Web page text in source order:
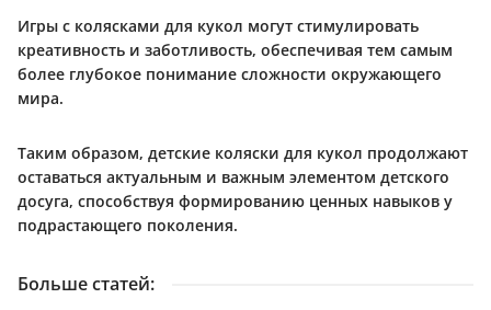
Игры с колясками для кукол могут стимулировать
креативность и заботливость, обеспечивая тем самым
более глубокое понимание сложности окружающего
мира.
Таким образом, детские коляски для кукол продолжают
оставаться актуальным и важным элементом детского
досуга, способствуя формированию ценных навыков у
подрастающего поколения.
Больше статей: